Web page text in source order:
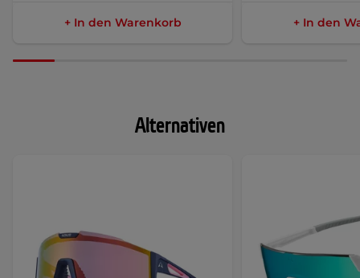
+ In den Warenkorb + In den
Alternativen